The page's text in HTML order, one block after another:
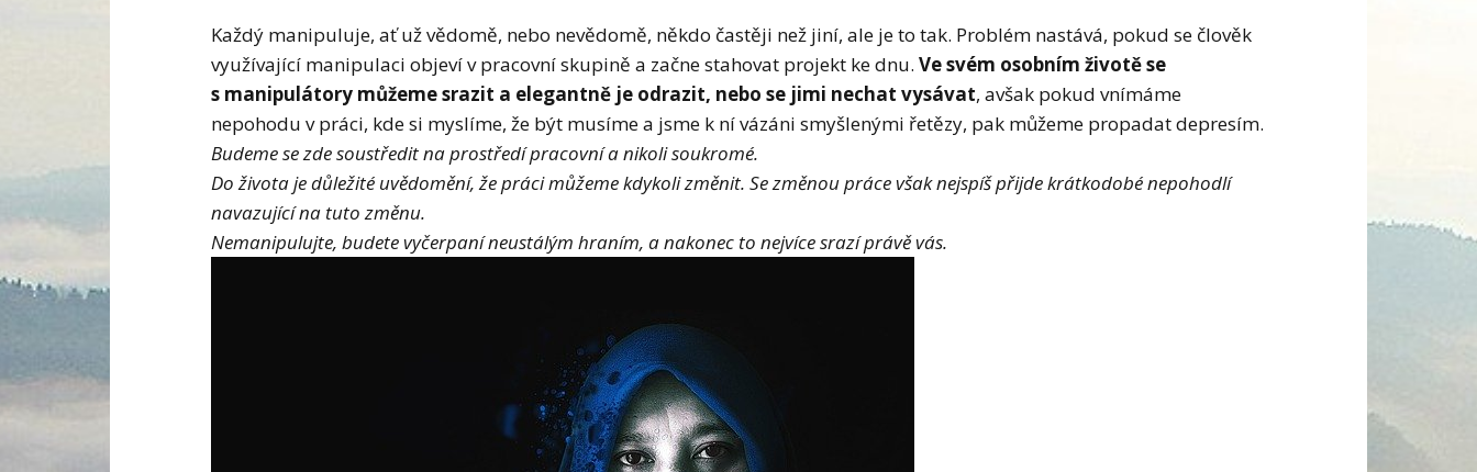
Každý manipuluje, ať už vědomě, nebo nevědomě, někdo častěji než jiní, ale je to tak. Problém nastává, pokud se člověk
využívající manipulaci objeví v pracovní skupině a začne stahovat projekt ke dnu. Ve svém osobním životě se
s manipulátory můžeme srazit a elegantně je odrazit, nebo se jimi nechat vysávat, avšak pokud vnímáme
nepohodu v práci, kde si myslíme, že být musíme a jsme k ní vázáni smyšlenými řetězy, pak můžeme propadat depresím.
Budeme se zde soustředit na prostředí pracovní a nikoli soukromé.
Do života je důležité uvědomění, že práci můžeme kdykoli změnit. Se změnou práce však nejspíš přijde krátkodobé nepohodlí
navazující na tuto změnu.
Nemanipulujte, budete vyčerpaní neustálým hraním, a nakonec to nejvíce srazí právě vás.